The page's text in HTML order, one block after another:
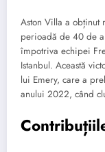
Aston Villa a obținut
perioadă de 40 de
împotriva echipei
Istanbul. Această
lui Emery, care a
anului 2022, când